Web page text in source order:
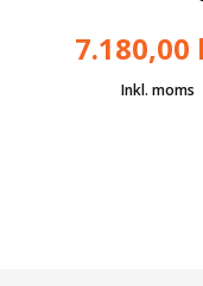
7.180,00